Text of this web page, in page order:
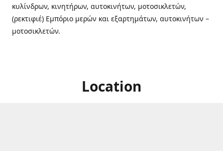
κυλίνδρων, κινητήρων, αυτοκινήτων, μοτοσικλετών,
(ρεκτιφιέ) Εμπόριο μερών και εξαρτημάτων, αυτοκινήτων –
μοτοσικλετών.
Location